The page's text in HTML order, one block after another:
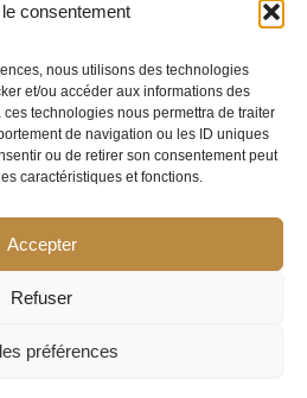
consentement
nous utilisons des technologies
et/ou accéder aux informations des
technologies nous permettra de traiter
de navigation ou les ID uniques
ou de retirer son consentement peut
caractéristiques et fonctions.
Accepter
Refuser
préférences